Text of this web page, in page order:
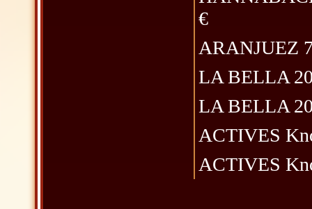
€
ARANJUEZ
LA BELLA
LA BELLA
ACTIVES
ACTIVES